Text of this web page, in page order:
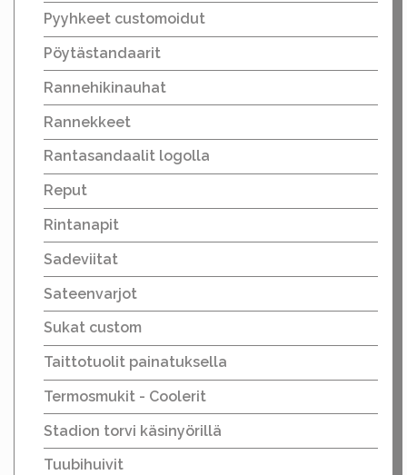
Pyyhkeet customoidut
Pöytästandaarit
Rannehikinauhat
Rannekkeet
Rantasandaalit logolla
Reput
Rintanapit
Sadeviitat
Sateenvarjot
Sukat custom
Taittotuolit painatuksella
Termosmukit - Coolerit
Stadion torvi käsinyörillä
Tuubihuivit